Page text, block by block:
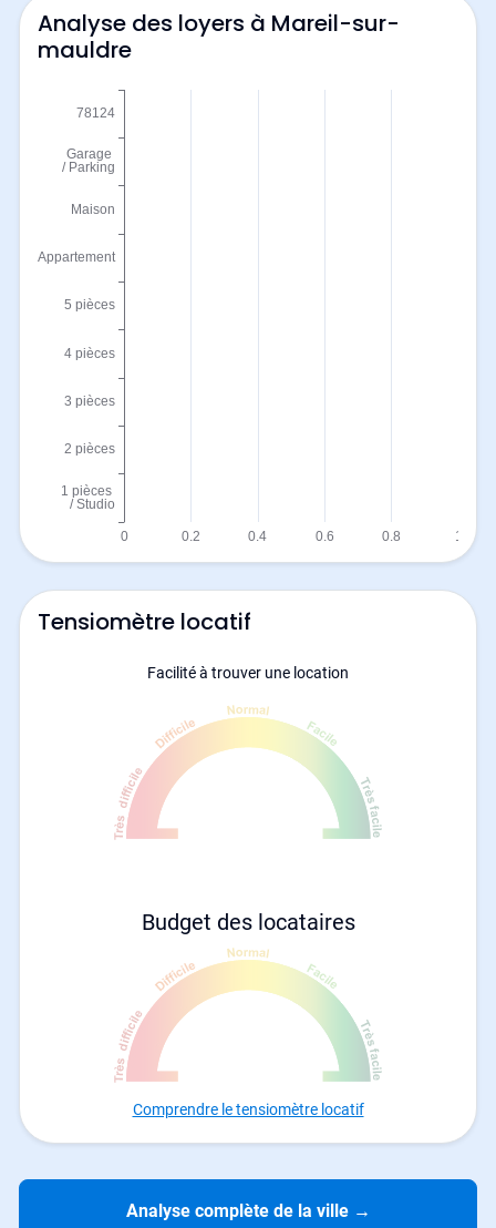
Analyse des loyers à Mareil-sur-
mauldre
Tensiomètre locatif
Facilité à trouver une location
Budget des locataires
Comprendre le tensiomètre locatif
Analyse complète de la ville →